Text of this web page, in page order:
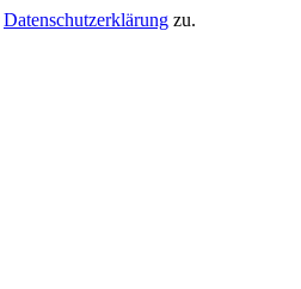
Datenschutzerklärung zu.